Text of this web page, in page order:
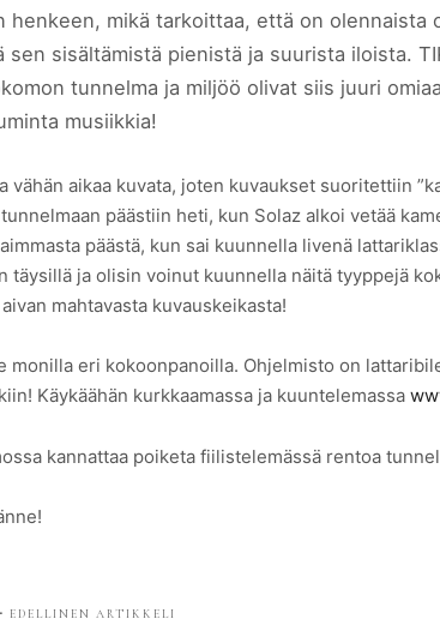
henkeen, mikä tarkoittaa, että on olennaista
sen sisältämistä pienistä ja suurista iloista.
tunnelma ja miljöö olivat siis juuri
musiikkia!
vähän aikaa kuvata, joten kuvaukset suoritettiin
päästiin heti, kun Solaz alkoi vetää
päästä, kun sai kuunnella livenä
täysillä ja olisin voinut kuunnella näitä tyyppejä
mahtavasta kuvauskeikasta!
monilla eri kokoonpanoilla. Ohjelmisto on
Käykäähän kurkkaamassa ja kuuntelemassa
kannattaa poiketa fiilistelemässä rentoa
EDELLINEN ARTIKKELI